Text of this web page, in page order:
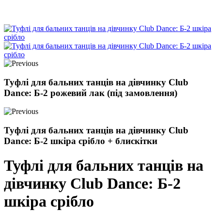
Туфлі для бальних танців на дівчинку Club
Dance: Б-2 рожевий лак (під замовлення)
Туфлі для бальних танців на дівчинку Club
Dance: Б-2 шкіра срібло + блискітки
Туфлі для бальних танців на
дівчинку Club Dance: Б-2
шкіра срібло